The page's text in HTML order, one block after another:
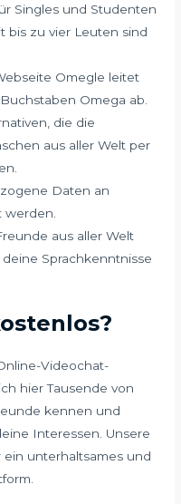
Singles und Studenten
bis zu vier Leuten sind
Omegle leitet
Omega ab.
die die
aus aller Welt per
Daten an
aus aller Welt
Sprachkenntnisse
Videochat-
hier Tausende von
kennen und
Interessen. Unsere
unterhaltsames und